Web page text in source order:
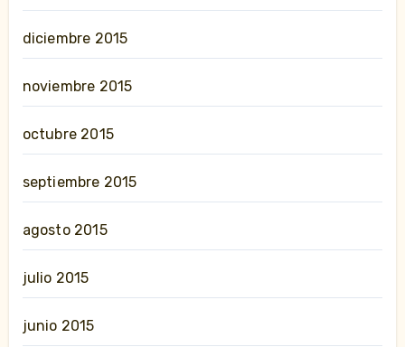
diciembre 2015
noviembre 2015
octubre 2015
septiembre 2015
agosto 2015
julio 2015
junio 2015